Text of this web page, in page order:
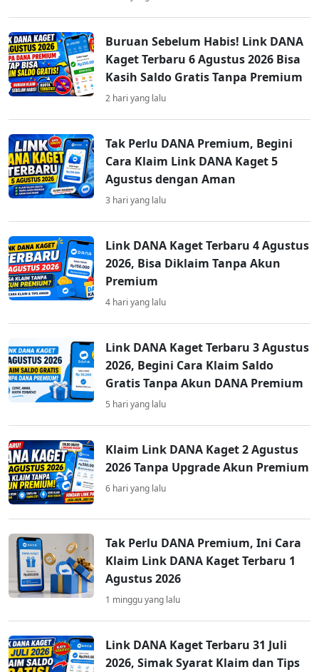
Buruan Sebelum Habis! Link DANA
Kaget Terbaru 6 Agustus 2026 Bisa
Kasih Saldo Gratis Tanpa Premium
2 hari yang lalu
Tak Perlu DANA Premium, Begini
Cara Klaim Link DANA Kaget 5
Agustus dengan Aman
3 hari yang lalu
Link DANA Kaget Terbaru 4 Agustus
2026, Bisa Diklaim Tanpa Akun
Premium
4 hari yang lalu
Link DANA Kaget Terbaru 3 Agustus
2026, Begini Cara Klaim Saldo
Gratis Tanpa Akun DANA Premium
5 hari yang lalu
Klaim Link DANA Kaget 2 Agustus
2026 Tanpa Upgrade Akun Premium
6 hari yang lalu
Tak Perlu DANA Premium, Ini Cara
Klaim Link DANA Kaget Terbaru 1
Agustus 2026
1 minggu yang lalu
Link DANA Kaget Terbaru 31 Juli
2026, Simak Syarat Klaim dan Tips